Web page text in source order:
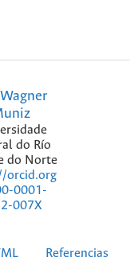
Wagner
do Río
do Norte
orcid.org
0001-
007X
Referencias